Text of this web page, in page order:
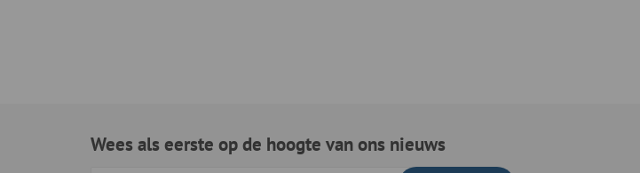
Wees als eerste op de hoogte van ons nieuws